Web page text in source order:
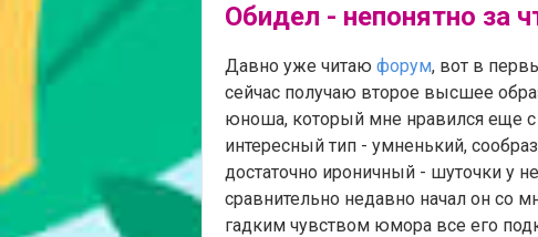
Обидел - непонятно за
Давно уже читаю форум, вот в
сейчас получаю второе высшее
юноша, который мне нравился еще с
интересный тип - умненький,
достаточно ироничный - шуточки у
сравнительно недавно начал он со
гадким чувством юмора все его